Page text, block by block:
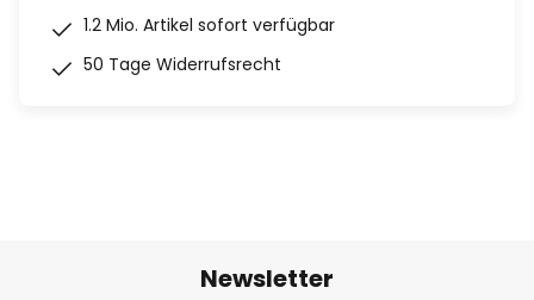
1.2 Mio. Artikel sofort verfügbar
50 Tage Widerrufsrecht
Newsletter